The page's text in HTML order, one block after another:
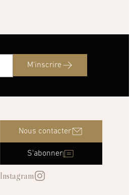
M'inscrire
Nous contacter
S'abonner
Instagram